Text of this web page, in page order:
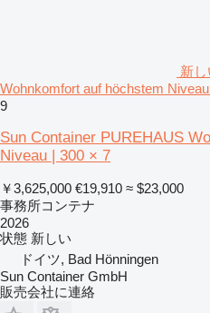
新
Wohnkomfort auf höchstem
9
Sun Container PUREHAUS
Niveau | 300 × 7
￥3,625,000 €19,910 ≈ $23,000
事務所コンテナ
2026
状態 新しい
ドイツ, Bad Hönningen
Sun Container GmbH
販売会社に連絡